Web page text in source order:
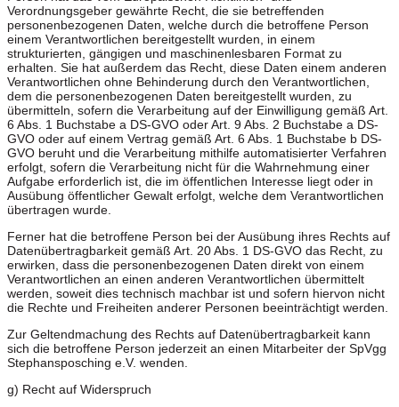
Verordnungsgeber gewährte Recht, die sie betreffenden
personenbezogenen Daten, welche durch die betroffene Person
einem Verantwortlichen bereitgestellt wurden, in einem
strukturierten, gängigen und maschinenlesbaren Format zu
erhalten. Sie hat außerdem das Recht, diese Daten einem anderen
Verantwortlichen ohne Behinderung durch den Verantwortlichen,
dem die personenbezogenen Daten bereitgestellt wurden, zu
übermitteln, sofern die Verarbeitung auf der Einwilligung gemäß Art.
6 Abs. 1 Buchstabe a DS-GVO oder Art. 9 Abs. 2 Buchstabe a DS-
GVO oder auf einem Vertrag gemäß Art. 6 Abs. 1 Buchstabe b DS-
GVO beruht und die Verarbeitung mithilfe automatisierter Verfahren
erfolgt, sofern die Verarbeitung nicht für die Wahrnehmung einer
Aufgabe erforderlich ist, die im öffentlichen Interesse liegt oder in
Ausübung öffentlicher Gewalt erfolgt, welche dem Verantwortlichen
übertragen wurde.
Ferner hat die betroffene Person bei der Ausübung ihres Rechts auf
Datenübertragbarkeit gemäß Art. 20 Abs. 1 DS-GVO das Recht, zu
erwirken, dass die personenbezogenen Daten direkt von einem
Verantwortlichen an einen anderen Verantwortlichen übermittelt
werden, soweit dies technisch machbar ist und sofern hiervon nicht
die Rechte und Freiheiten anderer Personen beeinträchtigt werden.
Zur Geltendmachung des Rechts auf Datenübertragbarkeit kann
sich die betroffene Person jederzeit an einen Mitarbeiter der SpVgg
Stephansposching e.V. wenden.
g) Recht auf Widerspruch